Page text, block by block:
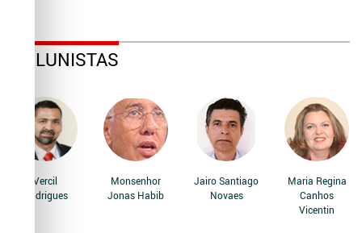
COLUNISTAS
Vercil
Rodrigues
Monsenhor
Jonas Habib
Jairo Santiago
Novaes
Maria Regina
Canhos
Vicentin